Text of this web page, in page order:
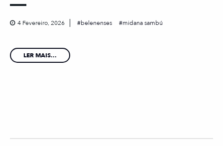
4 Fevereiro, 2026 belenenses midana sambú
LER MAIS...